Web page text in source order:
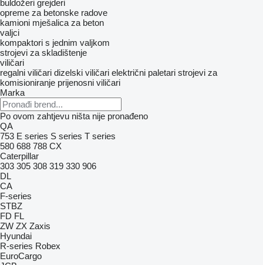
buldožeri grejderi
opreme za betonske radove
kamioni mješalica za beton
valjci
kompaktori s jednim valjkom
strojevi za skladištenje
viličari
regalni viličari dizelski viličari električni paletari strojevi za
komisioniranje prijenosni viličari
Marka
Po ovom zahtjevu ništa nije pronađeno
QA
753 E series S series T series
580 688 788 CX
Caterpillar
303 305 308 319 330 906
DL
CA
F-series
STBZ
FD FL
ZW ZX Zaxis
Hyundai
R-series Robex
EuroCargo